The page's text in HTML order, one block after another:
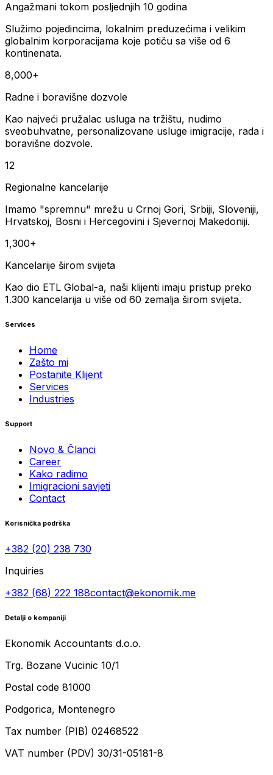
Angažmani tokom posljednjih 10 godina
Služimo pojedincima, lokalnim preduzećima i velikim
globalnim korporacijama koje potiču sa više od 6
kontinenata.
8,000+
Radne i boravišne dozvole
Kao najveći pružalac usluga na tržištu, nudimo
sveobuhvatne, personalizovane usluge imigracije, rada i
boravišne dozvole.
12
Regionalne kancelarije
Imamo "spremnu" mrežu u Crnoj Gori, Srbiji, Sloveniji,
Hrvatskoj, Bosni i Hercegovini i Sjevernoj Makedoniji.
1,300+
Kancelarije širom svijeta
Kao dio ETL Global-a, naši klijenti imaju pristup preko
1.300 kancelarija u više od 60 zemalja širom svijeta.
Services
Home
Zašto mi
Postanite Klijent
Services
Industries
Support
Novo & Članci
Career
Kako radimo
Imigracioni savjeti
Contact
Korisnička podrška
+382 (20) 238 730
Inquiries
+382 (68) 222 188contact@ekonomik.me
Detalji o kompaniji
Ekonomik Accountants d.o.o.
Trg. Bozane Vucinic 10/1
Postal code 81000
Podgorica, Montenegro
Tax number (PIB) 02468522
VAT number (PDV) 30/31-05181-8